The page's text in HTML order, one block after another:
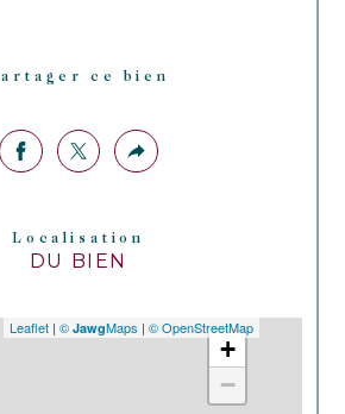
Partager ce bien
Localisation
DU BIEN
+
−
Leaflet | © JawgMaps | © OpenStreetMap